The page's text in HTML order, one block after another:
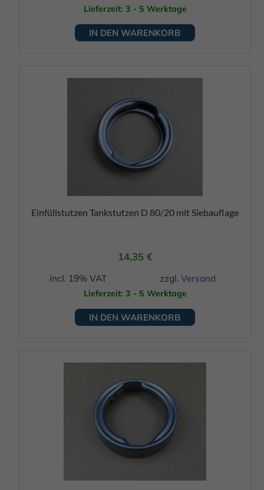
Lieferzeit: 3 - 5 Werktage
IN DEN WARENKORB
Einfüllstutzen Tankstutzen D 80/20 mit Siebauflage
14,35 €
incl. 19% VAT zzgl. Versand
Lieferzeit: 3 - 5 Werktage
IN DEN WARENKORB